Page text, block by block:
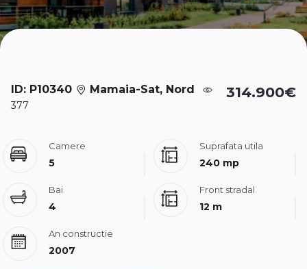
ID: P10340 Mamaia-Sat, Nord
377
314.900€
Camere
5
Suprafata utila
240 mp
Bai
4
Front stradal
12 m
An constructie
2007